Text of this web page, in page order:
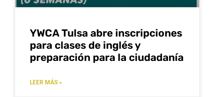
YWCA Tulsa abre inscripciones
para clases de inglés y
preparación para la ciudadanía
LEER MÁS »